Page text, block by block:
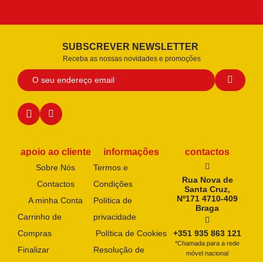
SUBSCREVER NEWSLETTER
Receba as nossas novidades e promoções
apoio ao cliente
Sobre Nós
Contactos
A minha Conta
Carrinho de
Compras
Finalizar
informações
Termos e
Condições
Política de
privacidade
Política de Cookies
Resolução de
contactos
Rua Nova de
Santa Cruz,
Nº171 4710-409
Braga
+351 935 863 121
*Chamada para a rede
móvel nacional